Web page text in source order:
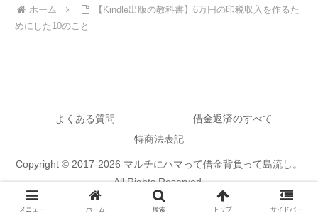
ホーム
【Kindle出版の教科書】6万円の印税収入を作るた
めにした10のこと
よくある質問
借金返済のすべて
特商法表記
Copyright © 2017-2026 マルチにハマって借金背負って島流し。
All Rights Reserved.
メニュー ホーム 検索 トップ サイドバー